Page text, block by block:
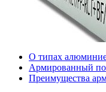
О типах
Армированный
Преимущества